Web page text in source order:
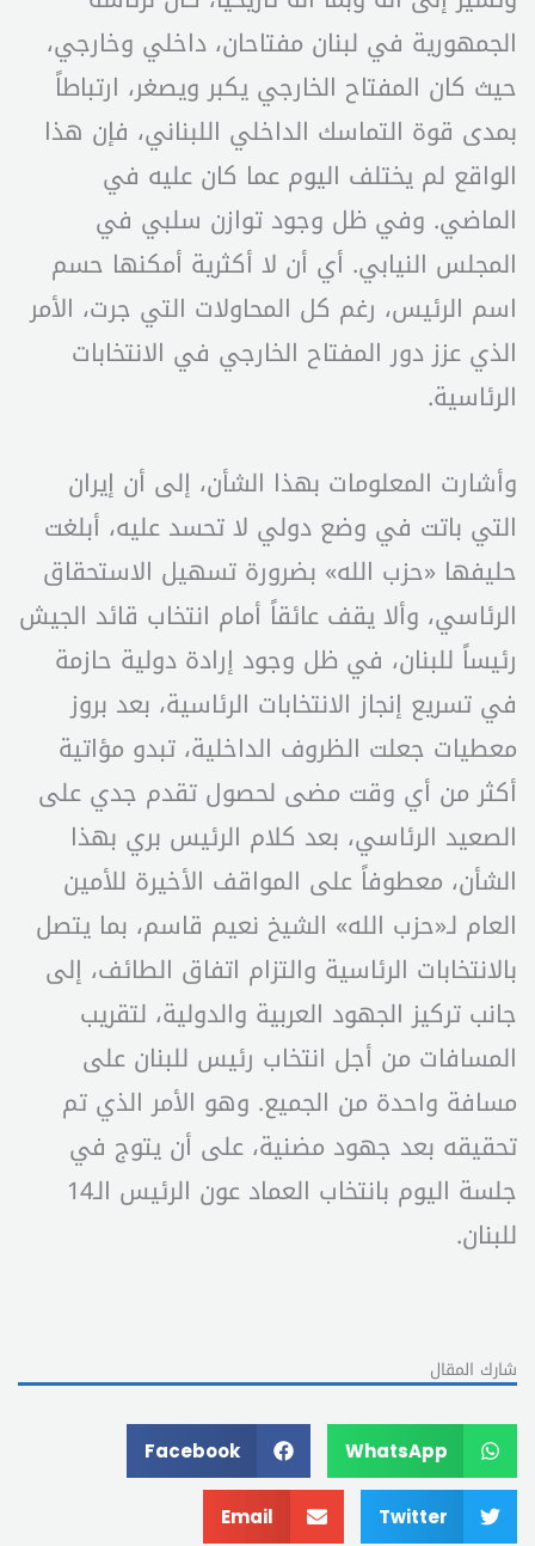
الجمهورية في لبنان مفتاحان، داخلي وخارجي،
حيث كان المفتاح الخارجي يكبر ويصغر، ارتباطاً
بمدى قوة التماسك الداخلي اللبناني، فإن هذا
الواقع لم يختلف اليوم عما كان عليه في
الماضي. وفي ظل وجود توازن سلبي في
المجلس النيابي. أي أن لا أكثرية أمكنها حسم
اسم الرئيس، رغم كل المحاولات التي جرت، الأمر
الذي عزز دور المفتاح الخارجي في الانتخابات
الرئاسية.
وأشارت المعلومات بهذا الشأن، إلى أن إيران
التي باتت في وضع دولي لا تحسد عليه، أبلغت
حليفها «حزب الله» بضرورة تسهيل الاستحقاق
الرئاسي، وألا يقف عائقاً أمام انتخاب قائد الجيش
رئيساً للبنان، في ظل وجود إرادة دولية حازمة
في تسريع إنجاز الانتخابات الرئاسية، بعد بروز
معطيات جعلت الظروف الداخلية، تبدو مؤاتية
أكثر من أي وقت مضى لحصول تقدم جدي على
الصعيد الرئاسي، بعد كلام الرئيس بري بهذا
الشأن، معطوفاً على المواقف الأخيرة للأمين
العام لـ«حزب الله» الشيخ نعيم قاسم، بما يتصل
بالانتخابات الرئاسية والتزام اتفاق الطائف، إلى
جانب تركيز الجهود العربية والدولية، لتقريب
المسافات من أجل انتخاب رئيس للبنان على
مسافة واحدة من الجميع. وهو الأمر الذي تم
تحقيقه بعد جهود مضنية، على أن يتوج في
جلسة اليوم بانتخاب العماد عون الرئيس الـ14
للبنان.
شارك المقال
WhatsApp
Facebook
Twitter
Email